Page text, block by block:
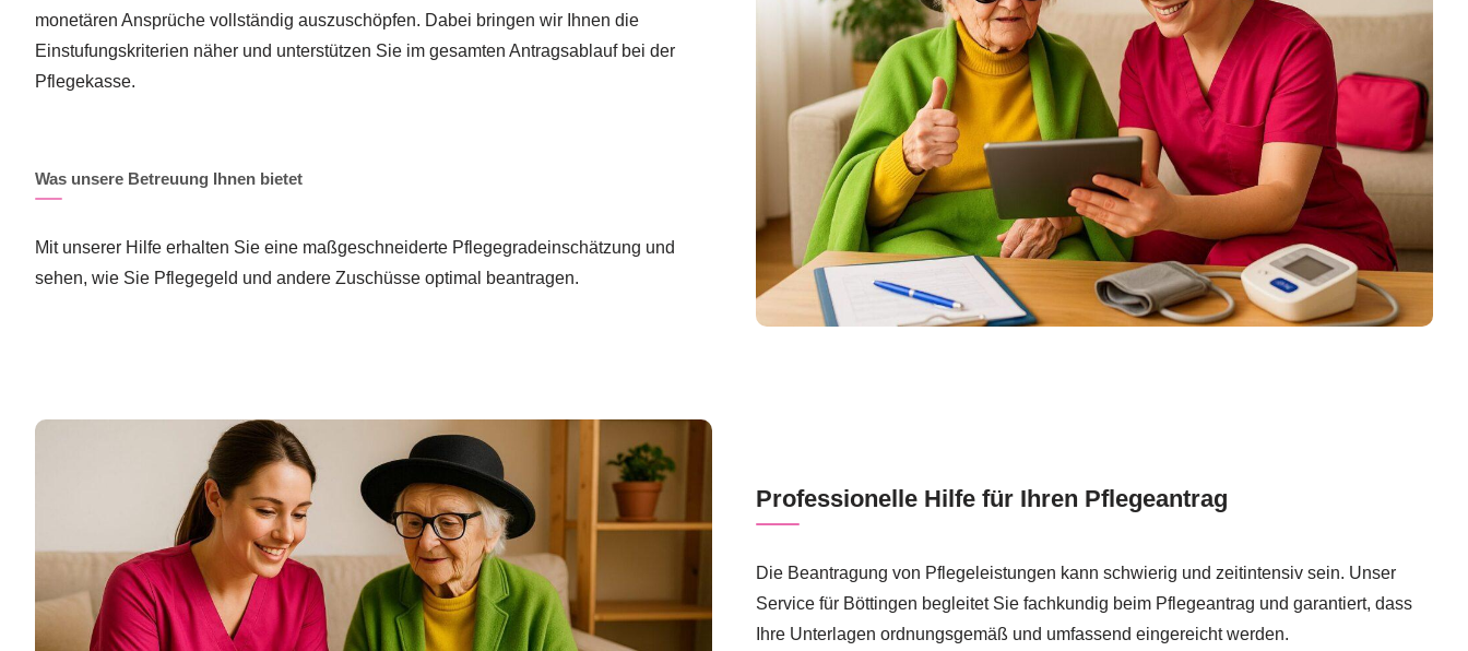
monetären Ansprüche vollständig auszuschöpfen. Dabei bringen wir Ihnen die
Einstufungskriterien näher und unterstützen Sie im gesamten Antragsablauf bei der
Pflegekasse.
Was unsere Betreuung Ihnen bietet
Mit unserer Hilfe erhalten Sie eine maßgeschneiderte Pflegegradeinschätzung und
sehen, wie Sie Pflegegeld und andere Zuschüsse optimal beantragen.
Professionelle Hilfe für Ihren Pflegeantrag
Die Beantragung von Pflegeleistungen kann schwierig und zeitintensiv sein. Unser
Service für Böttingen begleitet Sie fachkundig beim Pflegeantrag und garantiert, dass
Ihre Unterlagen ordnungsgemäß und umfassend eingereicht werden.